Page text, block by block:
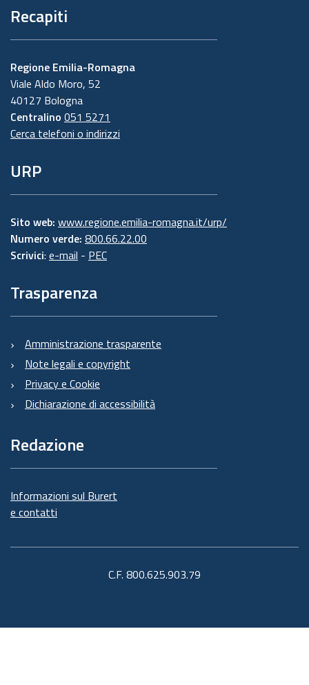
Recapiti
Regione Emilia-Romagna
Viale Aldo Moro, 52
40127 Bologna
Centralino 051 5271
Cerca telefoni o indirizzi
URP
Sito web: www.regione.emilia-romagna.it/urp/
Numero verde: 800.66.22.00
Scrivici: e-mail - PEC
Trasparenza
Amministrazione trasparente
Note legali e copyright
Privacy e Cookie
Dichiarazione di accessibilità
Redazione
Informazioni sul Burert
e contatti
C.F. 800.625.903.79